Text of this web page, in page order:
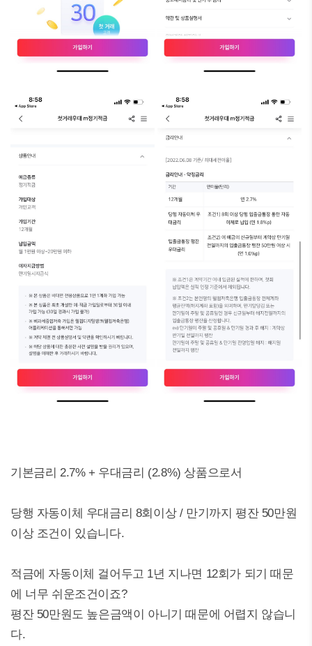
기본금리 2.7% + 우대금리 (2.8%) 상품으로서
당행 자동이체 우대금리 8회이상 / 만기까지 평잔 50만원
이상 조건이 있습니다.
적금에 자동이체 걸어두고 1년 지나면 12회가 되기 때문
에 너무 쉬운조건이죠?
평잔 50만원도 높은금액이 아니기 때문에 어렵지 않습니
다.